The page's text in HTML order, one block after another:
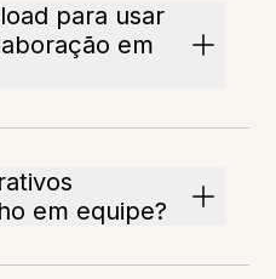
para usar
em
em equipe?